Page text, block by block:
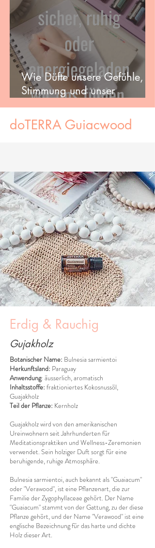
Wie Düfte unsere Gefühle,
Stimmung und unser
Wohlbefinden beeinflussen
können
doTERRA Guiacwood
Erdig & Rauchig
Gujakholz
Botanischer Name: Bulnesia sarmientoi
Herkunftsland: Paraguay
Anwendung: äusserlich, aromatisch
Inhaltsstoffe: fraktioniertes Kokosnussöl,
Guajakholz
Teil der Pflanze: Kernholz
Guajakholz wird von den amerikanischen
Ureinwohnern seit Jahrhunderten für
Meditationspraktiken und Wellness-Zeremonien
verwendet. Sein holziger Duft sorgt für eine
beruhigende, ruhige Atmosphäre.
Bulnesia sarmientoi, auch bekannt als "Guaiacum"
oder "Verawood", ist eine Pflanzenart, die zur
Familie der Zygophyllaceae gehört. Der Name
"Guaiacum" stammt von der Gattung, zu der diese
Pflanze gehört, und der Name "Verawood" ist eine
englische Bezeichnung für das harte und dichte
Holz dieser Art.